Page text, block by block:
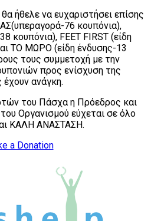
ήθελε να ευχαριστήσει επίσης
76 κουπόνια),
κουπόνια), FEET FIRST (είδη
ΤΟ ΜΩΡΟ (είδη ένδυσης-13
τους συμμετοχή με την
προς ενίσχυση της
ανάγκη.
του Πάσχα η Πρόεδρος και
Οργανισμού εύχεται σε όλο
ΚΑΛΗ ΑΝΑΣΤΑΣΗ.
a Donation